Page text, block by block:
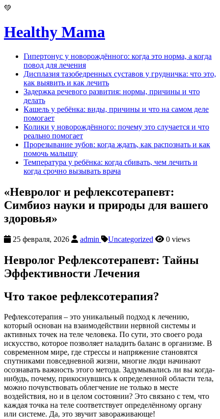
Skip
content
💚
Healthy Mama
Гипертонус у новорождённого: когда это норма, а когда
повод для лечения
Дисплазия тазобедренных суставов у грудничка: что это,
как выявить и как лечить
Задержка речевого развития: нормы, причины и что
делать
Кашель у ребёнка: виды, причины и что на самом деле
помогает
Колики у новорождённого: почему это случается и что
реально помогает
Прорезывание зубов: когда ждать, как распознать и как
помочь малышу
Температура у ребёнка: когда сбивать, чем лечить и
когда срочно вызывать врача
«Невролог и рефлексотерапевт:
Симбиоз науки и природы для вашего
здоровья»
25 февраля, 2026 admin Uncategorized 0 views
Невролог Рефлексотерапевт: Тайны
Эффективности Лечения
Что такое рефлексотерапия?
Рефлексотерапия – это уникальный подход к лечению,
который основан на взаимодействии нервной системы и
активных точек на теле человека. По сути, это своего рода
искусство, которое позволяет наладить баланс в организме. В
современном мире, где стрессы и напряжение становятся
спутниками повседневной жизни, многие люди начинают
осознавать важность этого метода. Задумывались ли вы когда-
нибудь, почему, прикоснувшись к определенной области тела,
можно почувствовать облегчение не только в месте
воздействия, но и в целом состоянии? Это связано с тем, что
каждая точка на теле соответствует определённому органу
или системе. Да, это звучит завораживающе!